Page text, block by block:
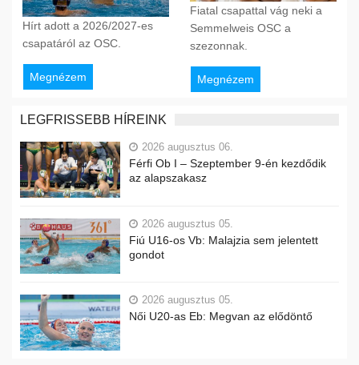
Hírt adott a 2026/2027-es
csapatáról az OSC.
Megnézem
Fiatal csapattal vág neki a
Semmelweis OSC a
szezonnak.
Megnézem
LEGFRISSEBB HÍREINK
2026 augusztus 06.
Férfi Ob I – Szeptember 9-én kezdődik
az alapszakasz
2026 augusztus 05.
Fiú U16-os Vb: Malajzia sem jelentett
gondot
2026 augusztus 05.
Női U20-as Eb: Megvan az elődöntő